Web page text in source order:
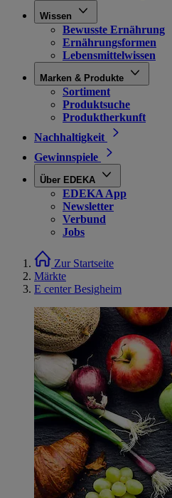
Wissen
Bewusste Ernährung
Ernährungsformen
Lebensmittelwissen
Marken & Produkte
Sortiment
Produktsuche
Produktherkunft
Nachhaltigkeit
Gewinnspiele
Über EDEKA
EDEKA App
Newsletter
Verbund
Jobs
Zur Startseite
Märkte
E center Besigheim